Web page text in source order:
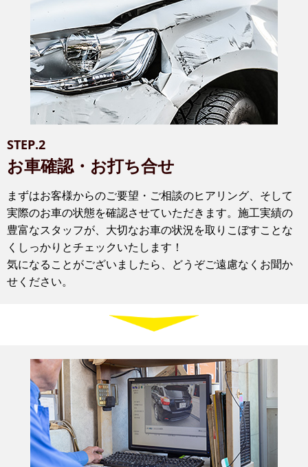
STEP.2
お車確認・お打ち合せ
まずはお客様からのご要望・ご相談のヒアリング、そして
実際のお車の状態を確認させていただきます。施工実績の
豊富なスタッフが、大切なお車の状況を取りこぼすことな
くしっかりとチェックいたします！
気になることがございましたら、どうぞご遠慮なくお聞か
せください。